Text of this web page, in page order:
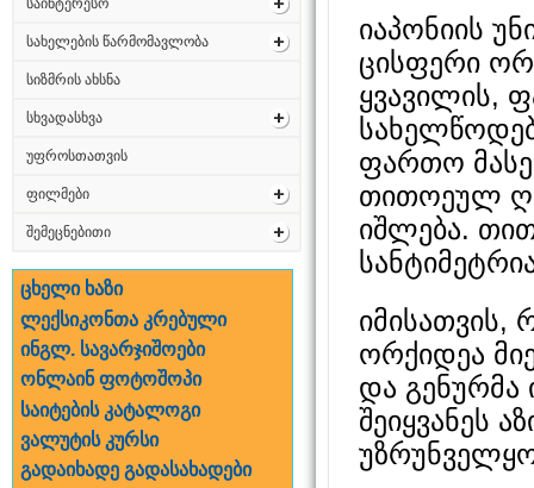
საინტერესო
სახელების წარმომავლობა
სიზმრის ახსნა
სხვადასხვა
უფროსთათვის
ფილმები
შემეცნებითი
ცხელი ხაზი
ლექსიკონთა კრებული
ინგლ. სავარჯიშოები
ონლაინ ფოტოშოპი
საიტების კატალოგი
ვალუტის კურსი
გადაიხადე გადასახადები
იაპონიის
ცისფერი
ყვავილის,
ფართო
თითოეულ
იშლება.
ორქიდეა
და გენურმა
შეიყვანეს